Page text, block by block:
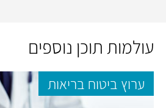
עולמות תוכן נוספים
ערוץ ביטוח בריאות